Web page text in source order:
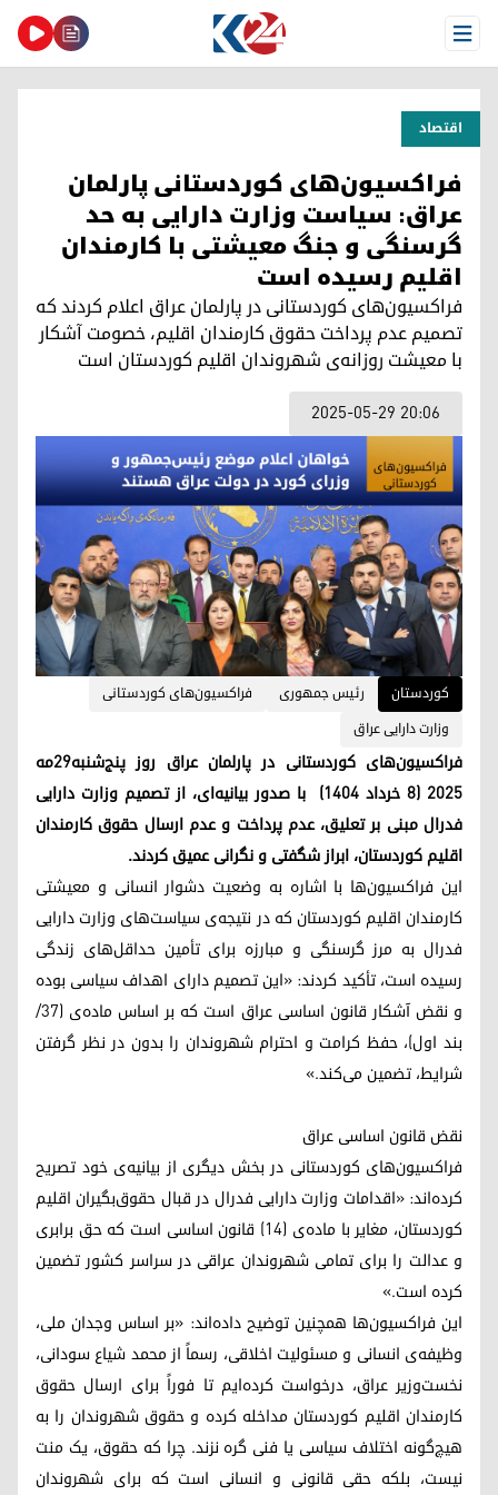
Open Menu
اقتصاد
فراکسیون‌های کوردستانی پارلمان
عراق: سیاست وزارت دارایی به حد
گرسنگی و جنگ معیشتی با کارمندان
اقلیم رسیده است
فراکسیون‌های کوردستانی در پارلمان عراق اعلام کردند که
تصمیم عدم پرداخت حقوق کارمندان اقلیم، خصومت آشکار
با معیشت روزانه‌ی شهروندان اقلیم کوردستان است
2025-05-29 20:06
کوردستان رئیس جمهوری
فراکسیون‌های کوردستانی
وزارت دارایی عراق
فراکسیون‌های کوردستانی در پارلمان عراق روز پنج‌شنبه٢٩مه
۲۰۲۵ (٨ خرداد ۱۴۰۴) با صدور بیانیه‌ای، از تصمیم وزارت دارایی
فدرال مبنی بر تعلیق، عدم پرداخت و عدم ارسال حقوق کارمندان
اقلیم کوردستان، ابراز شگفتی و نگرانی عمیق کردند.
این فراکسیون‌ها با اشاره به وضعیت دشوار انسانی و معیشتی
کارمندان اقلیم کوردستان که در نتیجه‌ی سیاست‌های وزارت دارایی
فدرال به مرز گرسنگی و مبارزه برای تأمین حداقل‌های زندگی
رسیده است، تأکید کردند: «این تصمیم دارای اهداف سیاسی بوده
و نقض آشکار قانون اساسی عراق است که بر اساس ماده‌ی (۳۷/
بند اول)، حفظ کرامت و احترام شهروندان را بدون در نظر گرفتن
شرایط، تضمین می‌کند.»
نقض قانون اساسی عراق
فراکسیون‌های کوردستانی در بخش دیگری از بیانیه‌ی خود تصریح
کرده‌اند: «اقدامات وزارت دارایی فدرال در قبال حقوق‌بگیران اقلیم
کوردستان، مغایر با ماده‌ی (۱۴) قانون اساسی است که حق برابری
و عدالت را برای تمامی شهروندان عراقی در سراسر کشور تضمین
کرده است.»
این فراکسیون‌ها همچنین توضیح داده‌اند: «بر اساس وجدان ملی،
وظیفه‌ی انسانی و مسئولیت اخلاقی، رسماً از محمد شیاع سودانی،
نخست‌وزیر عراق، درخواست کرده‌ایم تا فوراً برای ارسال حقوق
کارمندان اقلیم کوردستان مداخله کرده و حقوق شهروندان را به
هیچ‌گونه اختلاف سیاسی یا فنی گره نزند. چرا که حقوق، یک منت
نیست، بلکه حقی قانونی و انسانی است که برای شهروندان